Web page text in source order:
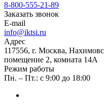
8-800-555-21-89
Заказать звонок
E-mail
info@iktsi.ru
Адрес
117556, г. Москва,
помещение 2, комната 14А
Режим работы
Пн. – Пт.: с 9:00 до 18:00